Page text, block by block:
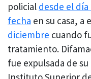
policial desde el
fecha en su casa, a
diciembre cuando
tratamiento.
fue expulsada de